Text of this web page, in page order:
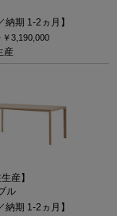
納期 1-2ヵ月】
￥3,190,000
産
産】
ル
納期 1-2ヵ月】